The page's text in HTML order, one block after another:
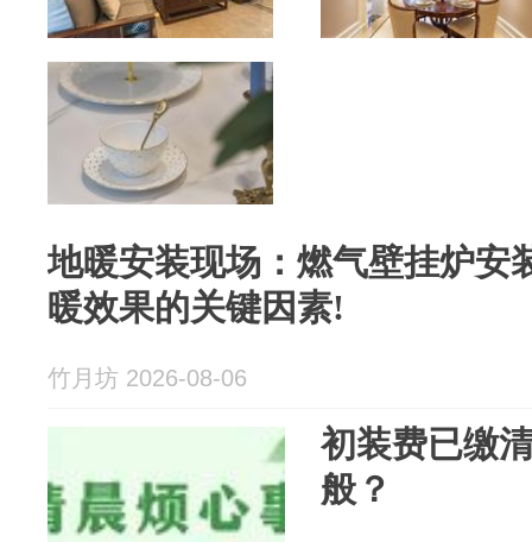
地暖安装现场：燃气壁挂炉安
暖效果的关键因素!
竹月坊 2026-08-06
初装费已缴
般？